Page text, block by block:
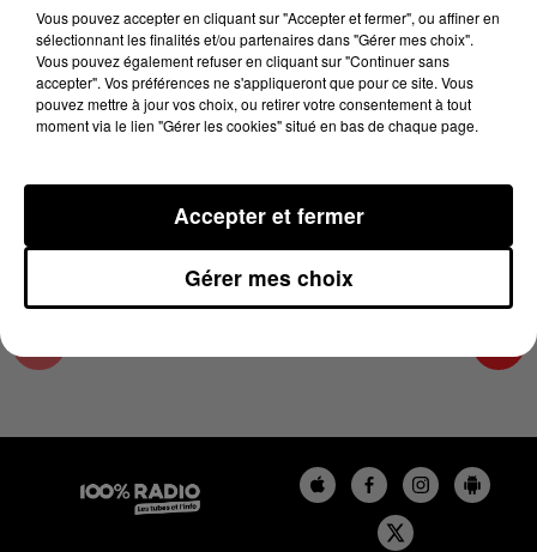
19 février 2025 - 1 min 14 sec
L'AGENDA DU SUD TARN DU 19/02/2025 À
06H46
L'AGENDA DU SUD TARN
Vous pouvez accepter en cliquant sur "Accepter et fermer", ou affiner en
sélectionnant les finalités et/ou partenaires dans "Gérer mes choix".
Vous pouvez également refuser en cliquant sur "Continuer sans
accepter". Vos préférences ne s'appliqueront que pour ce site. Vous
pouvez mettre à jour vos choix, ou retirer votre consentement à tout
moment via le lien "Gérer les cookies" situé en bas de chaque page.
Gérer mes choix
Accepter et fermer